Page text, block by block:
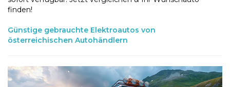
finden!
Günstige gebrauchte Elektroautos von
österreichischen Autohändlern